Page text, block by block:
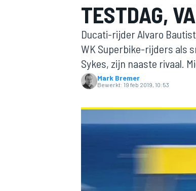
MOTOGP
TESTDAG,
Ducati-rijder Alvaro
WK Superbike-rijders als
Sykes, zijn naaste rivaal.
Mark Bremer
Bewerkt: 19 feb 2019, 10:53